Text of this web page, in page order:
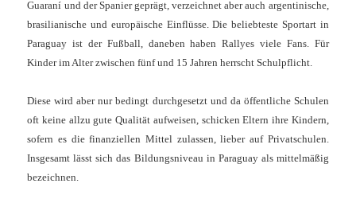
Guaraní und der Spanier geprägt, verzeichnet aber auch argentinische,
brasilianische und europäische Einflüsse. Die beliebteste Sportart in
Paraguay ist der Fußball, daneben haben Rallyes viele Fans. Für
Kinder im Alter zwischen fünf und 15 Jahren herrscht Schulpflicht.
Diese wird aber nur bedingt durchgesetzt und da öffentliche Schulen
oft keine allzu gute Qualität aufweisen, schicken Eltern ihre Kindern,
sofern es die finanziellen Mittel zulassen, lieber auf Privatschulen.
Insgesamt lässt sich das Bildungsniveau in Paraguay als mittelmäßig
bezeichnen.